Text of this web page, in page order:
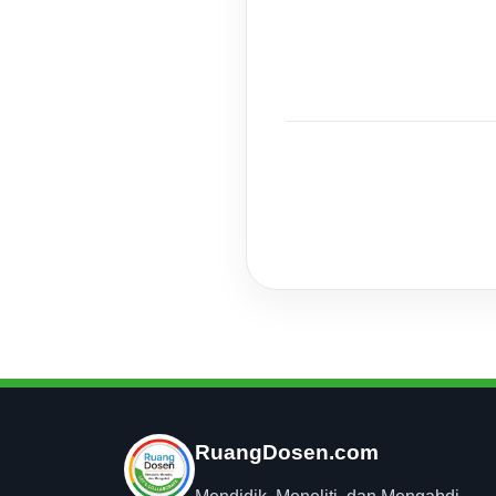
RuangDosen.com